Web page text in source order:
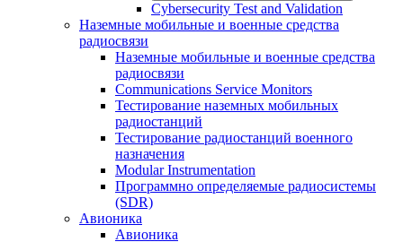
Cybersecurity Test and Validation
Наземные мобильные и военные средства
радиосвязи
Наземные мобильные и военные средства
радиосвязи
Communications Service Monitors
Тестирование наземных мобильных
радиостанций
Тестирование радиостанций военного
назначения
Modular Instrumentation
Программно определяемые радиосистемы
(SDR)
Авионика
Авионика